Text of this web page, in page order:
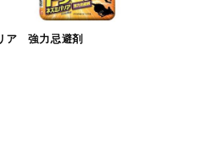
ア 強力忌避剤